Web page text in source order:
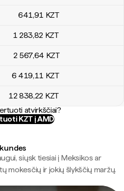
641,91 KZT
1 283,82 KZT
2 567,64 KZT
6 419,11 KZT
12 838,22 KZT
atvirkščiai?
KZT į AMD
siųsk tiesiai į Meksikos ar
mokesčių ir jokių šlykščių maržų.